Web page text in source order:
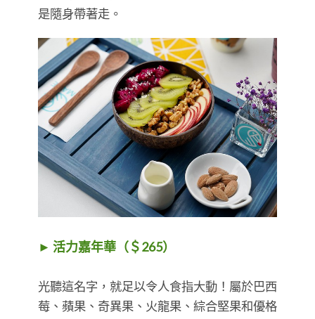
是隨身帶著走。
► 活力嘉年華（＄265）
光聽這名字，就足以令人食指大動！屬於巴西
莓、蘋果、奇異果、火龍果、綜合堅果和優格